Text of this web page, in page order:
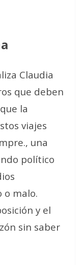
Claudia
que deben
la
viajes
una
político
o malo.
y el
sin saber